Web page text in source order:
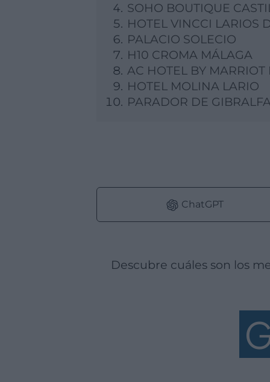
SOHO BOUTIQUE
HOTEL VINCCI LARIOS
PALACIO SOLECIO
H10 CROMA MÁLAGA
AC HOTEL BY
HOTEL MOLINA LARIO
PARADOR DE
ChatGPT
Descubre cuáles son los